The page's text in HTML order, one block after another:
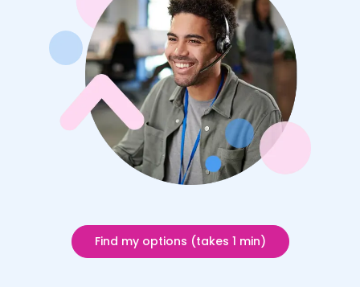
Find my options (takes 1 min)